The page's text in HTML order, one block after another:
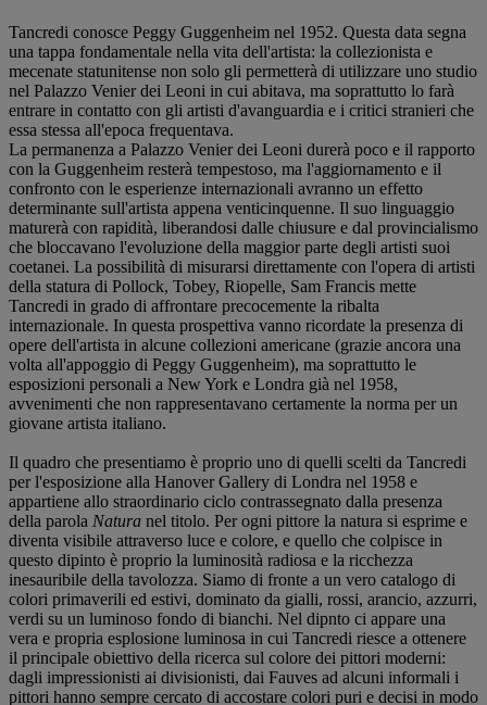
Tancredi conosce Peggy Guggenheim nel 1952. Questa data segna
una tappa fondamentale nella vita dell'artista: la collezionista e
mecenate statunitense non solo gli permetterà di utilizzare uno studio
nel Palazzo Venier dei Leoni in cui abitava, ma soprattutto lo farà
entrare in contatto con gli artisti d'avanguardia e i critici stranieri che
essa stessa all'epoca frequentava.
La permanenza a Palazzo Venier dei Leoni durerà poco e il rapporto
con la Guggenheim resterà tempestoso, ma l'aggiornamento e il
confronto con le esperienze internazionali avranno un effetto
determinante sull'artista appena venticinquenne. Il suo linguaggio
maturerà con rapidità, liberandosi dalle chiusure e dal provincialismo
che bloccavano l'evoluzione della maggior parte degli artisti suoi
coetanei. La possibilità di misurarsi direttamente con l'opera di artisti
della statura di Pollock, Tobey, Riopelle, Sam Francis mette
Tancredi in grado di affrontare precocemente la ribalta
internazionale. In questa prospettiva vanno ricordate la presenza di
opere dell'artista in alcune collezioni americane (grazie ancora una
volta all'appoggio di Peggy Guggenheim), ma soprattutto le
esposizioni personali a New York e Londra già nel 1958,
avvenimenti che non rappresentavano certamente la norma per un
giovane artista italiano.
Il quadro che presentiamo è proprio uno di quelli scelti da Tancredi
per l'esposizione alla Hanover Gallery di Londra nel 1958 e
appartiene allo straordinario ciclo contrassegnato dalla presenza
della parola Natura nel titolo. Per ogni pittore la natura si esprime e
diventa visibile attraverso luce e colore, e quello che colpisce in
questo dipinto è proprio la luminosità radiosa e la ricchezza
inesauribile della tavolozza. Siamo di fronte a un vero catalogo di
colori primaverili ed estivi, dominato da gialli, rossi, arancio, azzurri,
verdi su un luminoso fondo di bianchi. Nel dipnto ci appare una
vera e propria esplosione luminosa in cui Tancredi riesce a ottenere
il principale obiettivo della ricerca sul colore dei pittori moderni:
dagli impressionisti ai divisionisti, dai Fauves ad alcuni informali i
pittori hanno sempre cercato di accostare colori puri e decisi in modo